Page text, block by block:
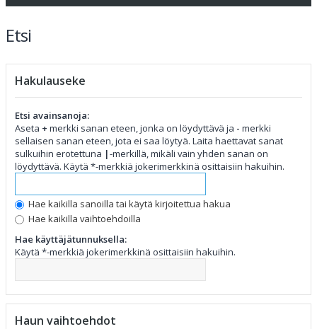
Etsi
Hakulauseke
Etsi avainsanoja:
Aseta + merkki sanan eteen, jonka on löydyttävä ja - merkki
sellaisen sanan eteen, jota ei saa löytyä. Laita haettavat sanat
sulkuihin erotettuna |-merkillä, mikäli vain yhden sanan on
löydyttävä. Käytä *-merkkiä jokerimerkkinä osittaisiin hakuihin.
Hae kaikilla sanoilla tai käytä kirjoitettua hakua
Hae kaikilla vaihtoehdoilla
Hae käyttäjätunnuksella:
Käytä *-merkkiä jokerimerkkinä osittaisiin hakuihin.
Haun vaihtoehdot